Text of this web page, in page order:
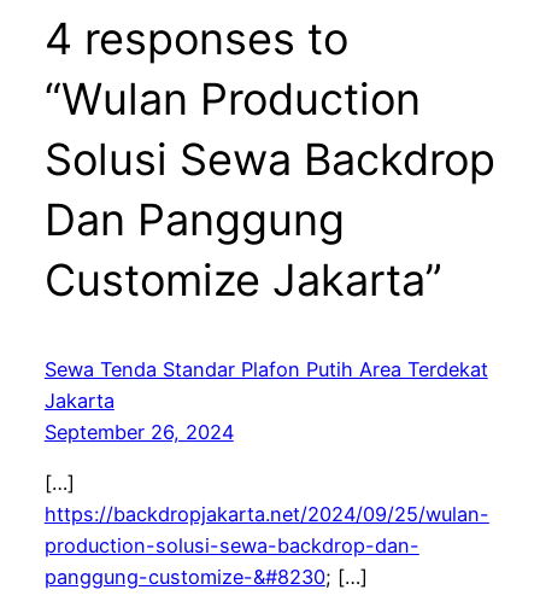
4 responses to
“Wulan Production
Solusi Sewa Backdrop
Dan Panggung
Customize Jakarta”
Sewa Tenda Standar Plafon Putih Area Terdekat
Jakarta
September 26, 2024
[…]
https://backdropjakarta.net/2024/09/25/wulan-
production-solusi-sewa-backdrop-dan-
panggung-customize-&#8230; […]